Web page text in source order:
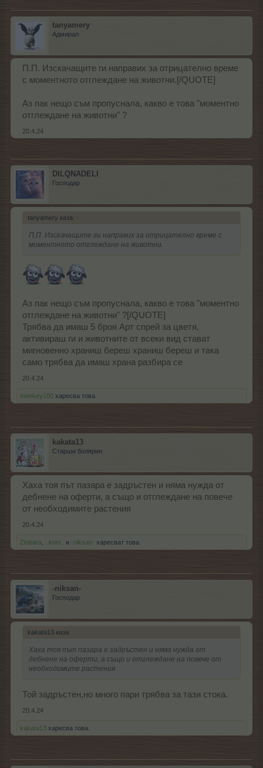
tanyamery
Адмирал
П.П. Изскачащите ги направих за отрицателно време
с моментното отглеждане на животни.[/QUOTE]
Аз пак нещо съм пропуснала, какво е това "моментно
отглеждане на животни" ?
20.4.24
DILQNADELI
Господар
tanyamery каза: ↑
П.П. Изскачащите ги направих за отрицателно време с
моментното отглеждане на животни.
Аз пак нещо съм пропуснала, какво е това "моментно
отглеждане на животни" ?[/QUOTE]
Трябва да имаш 5 броя Арт спрей за цветя,
активираш ги и животните от всеки вид стават
мигновенно храниш береш храниш береш и така
само трябва да имаш храна разбира се
20.4.24
monkey100 харесва това.
kakata13
Старши болярин
Хаха тоя път пазара е задръстен и няма нужда от
дебнене на оферти, а също и отглеждане на повече
от необходимите растения
20.4.24
Zlobara ..koni.. и -niksan- харесват това.
-niksan-
Господар
kakata13 каза: ↑
Хаха тоя път пазара е задръстен и няма нужда от
дебнене на оферти, а също и отглеждане на повече от
необходимите растения
Той задръстен,но много пари трябва за тази стока.
20.4.24
kakata13 харесва това.